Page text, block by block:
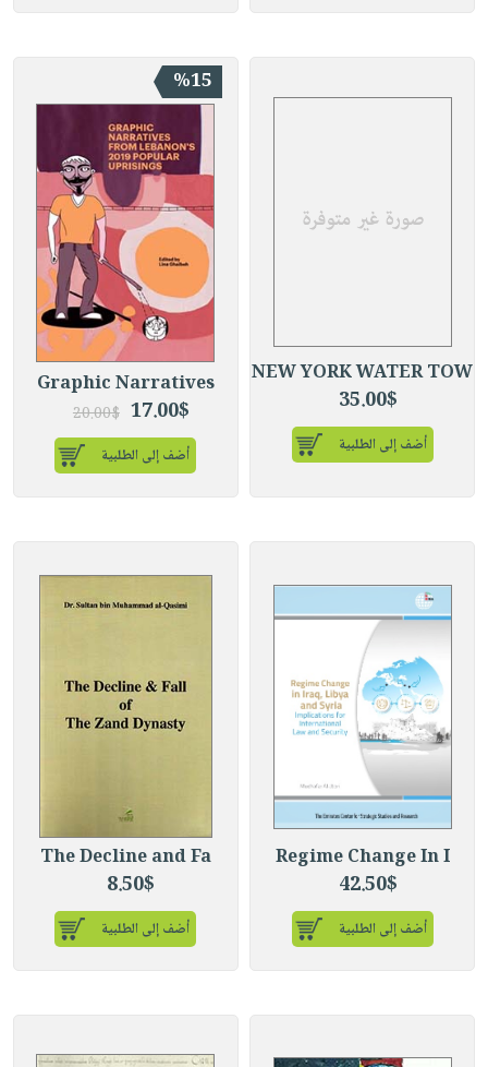
NEW YORK WATER TOW
35.00$
أضف إلى الطلبية
%15
Graphic Narratives
17.00$
20.00$
أضف إلى الطلبية
Regime Change In I
42.50$
أضف إلى الطلبية
The Decline and Fa
8.50$
أضف إلى الطلبية